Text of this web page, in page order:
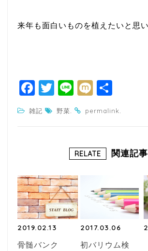
来年も面白いものを植えたいと思
F
a
c
o
k
T
w
itt
Li
n
e
M
ixi 有
雑記 野菜. permalink.
RELATE 関連記事
2019.02.13
骨髄バンク
2017.03.06
初バリウム検